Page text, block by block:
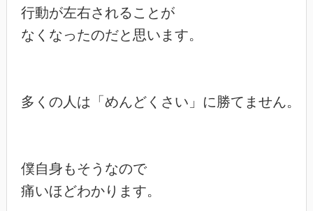
行動が左右されることが
なくなったのだと思います。
多くの人は「めんどくさい」に勝てません。
僕自身もそうなので
痛いほどわかります。